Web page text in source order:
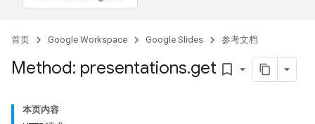
首页 Google Workspace Google Slides 参考文档
Method: presentations.get bookmark_border
本页内容